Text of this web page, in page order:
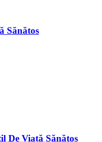
Sănătos
De Viață Sănătos